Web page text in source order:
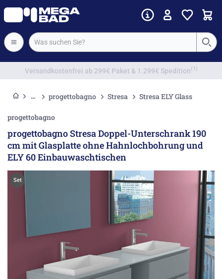
Vorkassenrabatt
progettobagno Stresa Stresa ELY Glass
progettobagno
progettobagno Stresa Doppel-Unterschrank 190
cm mit Glasplatte ohne Hahnlochbohrung und
ELY 60 Einbauwaschtischen
Set